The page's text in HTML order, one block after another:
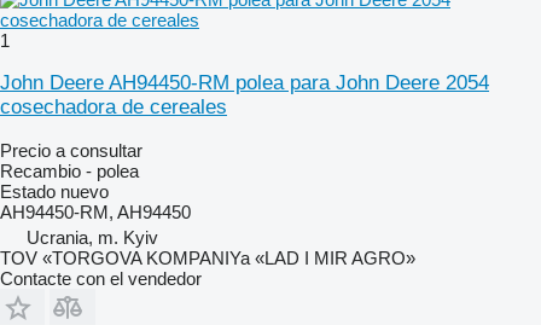
1
John Deere AH94450-RM polea para John Deere 2054
cosechadora de cereales
Precio a consultar
Recambio - polea
Estado nuevo
AH94450-RM, AH94450
Ucrania, m. Kyiv
TOV «TORGOVA KOMPANIYa «LAD I MIR AGRO»
Contacte con el vendedor